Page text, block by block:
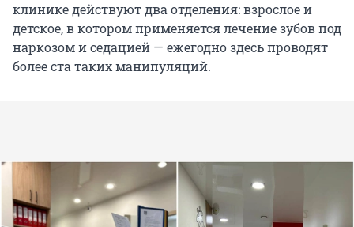
клинике действуют два отделения: взрослое и
детское, в котором применяется лечение зубов под
наркозом и седацией — ежегодно здесь проводят
более ста таких манипуляций.